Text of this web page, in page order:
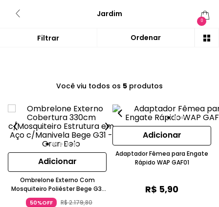
Jardim
0
Você viu todos os 5 produtos
Adicionar
Ombrelone Externo Com
Mosquiteiro Poliéster Bege G31
Gran Belo
50%OFF R$2.179,80
Adicionar
Adaptador Fêmea para Engate
Rápido WAP GAF01
R$ 5,90